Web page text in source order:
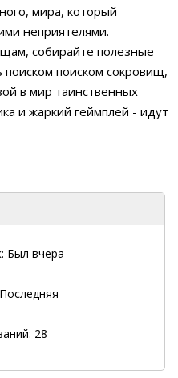
мира, который
неприятелями.
собирайте полезные
поиском сокровищ,
в мир таинственных
и жаркий геймплей - идут
Был вчера
28